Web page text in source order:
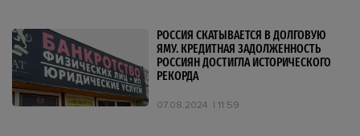
РОССИЯ СКАТЫВАЕТСЯ В ДОЛГОВУЮ
ЯМУ. КРЕДИТНАЯ ЗАДОЛЖЕННОСТЬ
РОССИЯН ДОСТИГЛА ИСТОРИЧЕСКОГО
РЕКОРДА
07.08.2024 11:59